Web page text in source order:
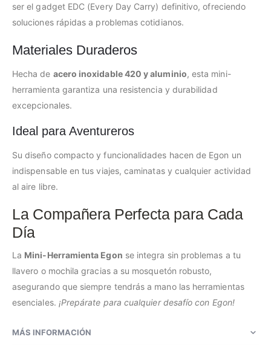
ser el gadget EDC (Every Day Carry) definitivo, ofreciendo
soluciones rápidas a problemas cotidianos.
Materiales Duraderos
Hecha de acero inoxidable 420 y aluminio, esta mini-
herramienta garantiza una resistencia y durabilidad
excepcionales.
Ideal para Aventureros
Su diseño compacto y funcionalidades hacen de Egon un
indispensable en tus viajes, caminatas y cualquier actividad
al aire libre.
La Compañera Perfecta para Cada
Día
La Mini-Herramienta Egon se integra sin problemas a tu
llavero o mochila gracias a su mosquetón robusto,
asegurando que siempre tendrás a mano las herramientas
esenciales. ¡Prepárate para cualquier desafío con Egon!
MÁS INFORMACIÓN